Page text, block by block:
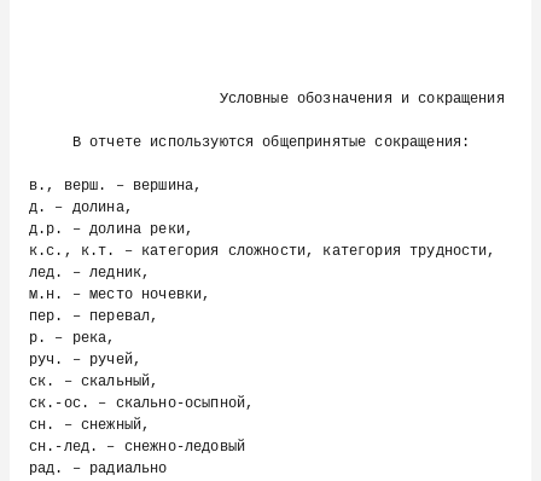
в., верш. – вершина,
д. – долина,
д.р. – долина реки,
к.с., к.т. – категория сложности, категория трудности,
лед. – ледник,
м.н. – место ночевки,
пер. – перевал,
р. – река,
руч. – ручей,
ск. – скальный,
ск.-ос. – скально-осыпной,
сн. – снежный,
сн.-лед. – снежно-ледовый
рад. – радиально